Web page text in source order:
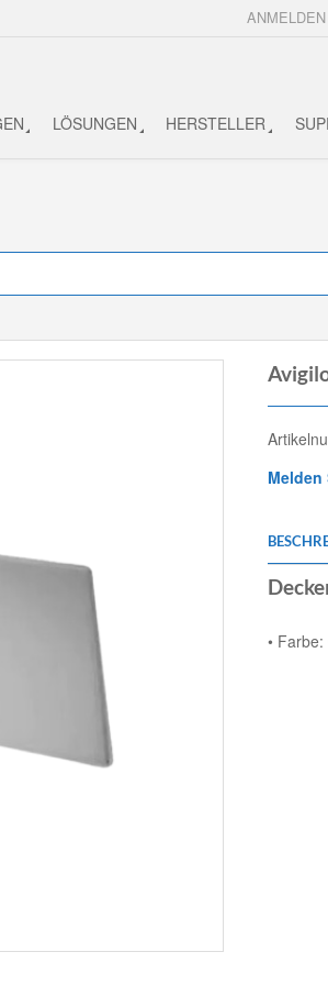
ANMELDEN
LÖSUNGEN HERSTELLER
•